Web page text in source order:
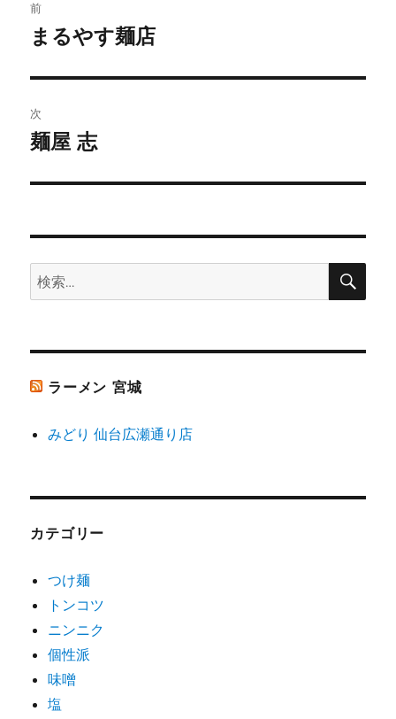
稿
ビ
ゲ
ー
ン
前
前
投
稿:
まるやす麺店
次
次
投
麺屋 志
検
索:
検
ラーメン 宮城
みどり 仙台広瀬通り店
カテゴリー
つけ麺
トンコツ
ニンニク
個性派
味噌
塩